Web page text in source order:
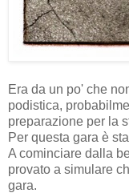
Era da un po' che
podistica,
preparazione per la
Per questa gara è
A cominciare dalla
provato a simulare
gara.